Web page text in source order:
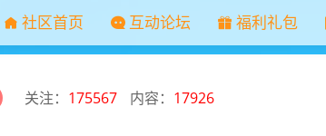
社区首页 互动论坛 福利礼包
关注： 175567 内容： 17926